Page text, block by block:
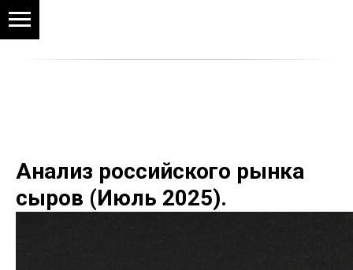
Анализ российского рынка
сыров (Июль 2025).